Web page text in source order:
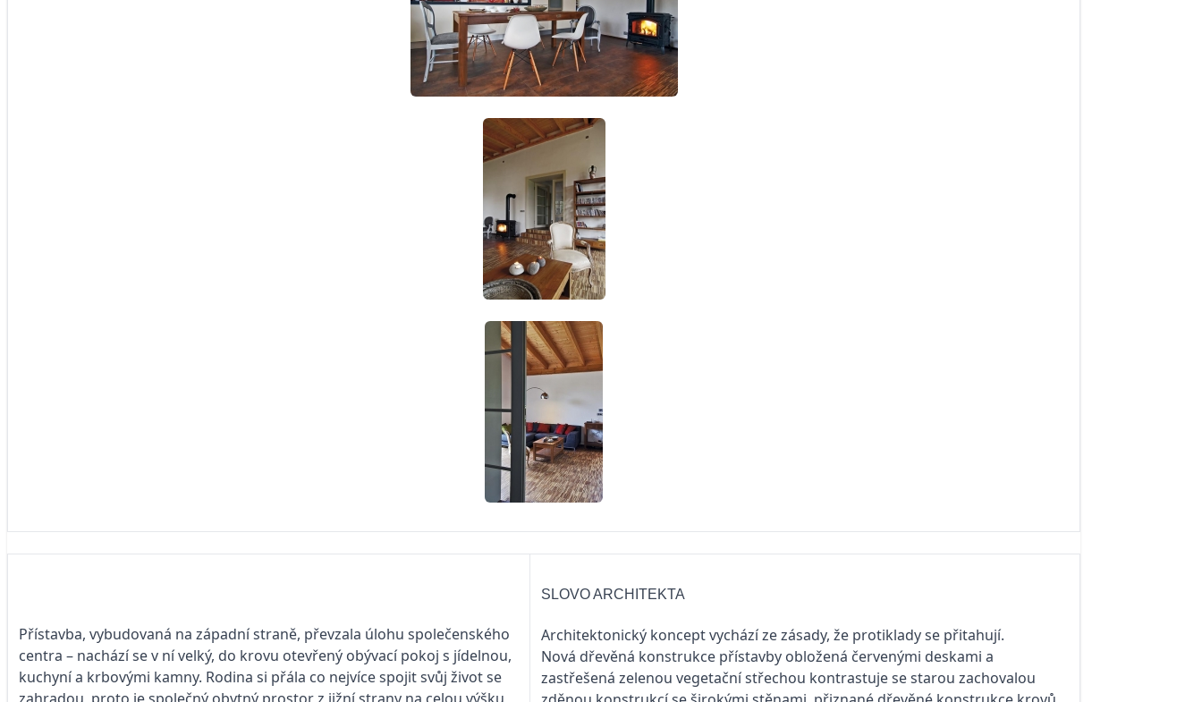
Přístavba, vybudovaná na západní straně, převzala úlohu společenského
centra – nachází se v ní velký, do krovu otevřený obývací pokoj s jídelnou,
kuchyní a krbovými kamny. Rodina si přála co nejvíce spojit svůj život se
SLOVO ARCHITEKTA
Architektonický koncept vychází ze zásady, že protiklady se přitahují.
Nová dřevěná konstrukce přístavby obložená červenými deskami a
zastřešená zelenou vegetační střechou kontrastuje se starou zachovalou